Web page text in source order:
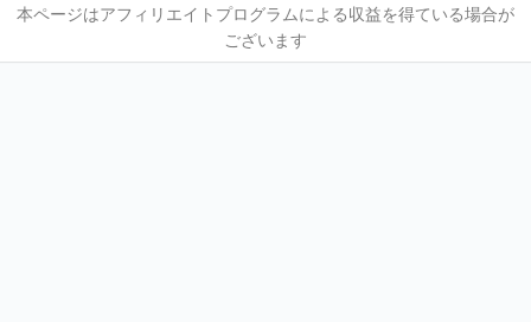
本ページはアフィリエイトプログラムによる収益を得ている場合が
ございます